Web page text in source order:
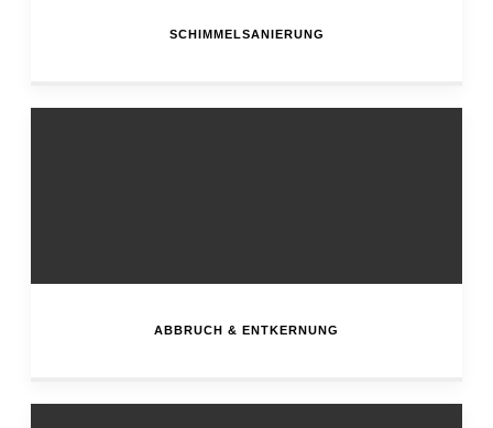
SCHIMMELSANIERUNG
ABBRUCH & ENTKERNUNG